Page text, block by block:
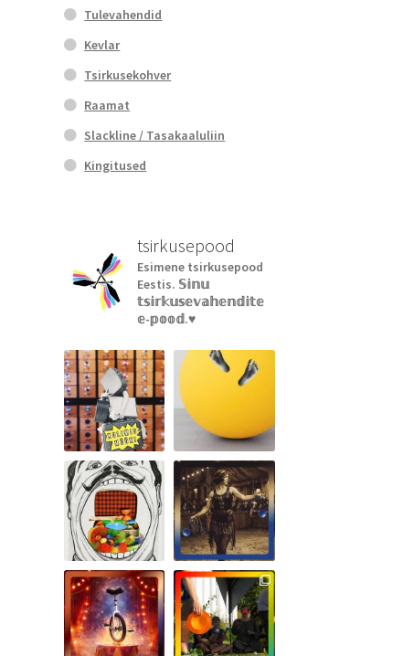
Tulevahendid
Kevlar
Tsirkusekohver
Raamat
Slackline / Tasakaaluliin
Kingitused
tsirkusepood
Esimene tsirkusepood
Eestis. 𝕊𝕚𝕟𝕦
𝕥𝕤𝕚𝕣𝕜𝕦𝕤𝕖𝕧𝕒𝕙𝕖𝕟𝕕𝕚𝕥𝕖
𝕖-𝕡𝕠𝕠𝕕.♥︎